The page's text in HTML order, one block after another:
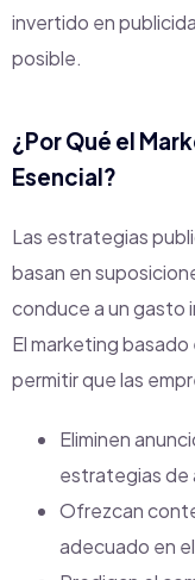
invertido en
posible.
¿Por Qué el
Esencial?
Las estrategias
basan en
conduce a un gasto
El marketing
permitir que las
Eliminen
estrategias de
Ofrezcan
adecuado en